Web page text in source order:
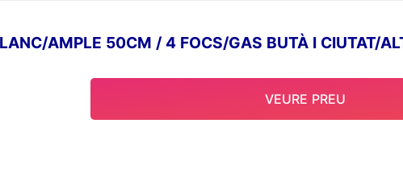
AMPLE 50CM / 4 FOCS/GAS BUTÀ I CIUTAT/
VEURE PREU